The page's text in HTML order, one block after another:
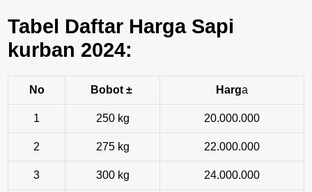
Tabel Daftar Harga Sapi
kurban 2024:
No Bobot ± Harga
1 250 kg 20.000.000
2 275 kg 22.000.000
3 300 kg 24.000.000